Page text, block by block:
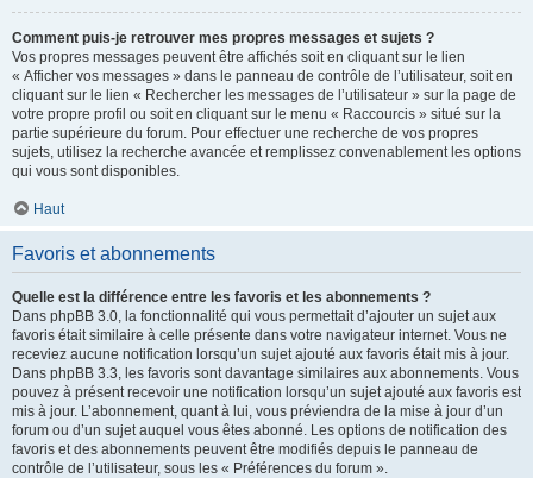
Comment puis-je retrouver mes propres messages et sujets ?
Vos propres messages peuvent être affichés soit en cliquant sur le lien
« Afficher vos messages » dans le panneau de contrôle de l’utilisateur, soit en
cliquant sur le lien « Rechercher les messages de l’utilisateur » sur la page de
votre propre profil ou soit en cliquant sur le menu « Raccourcis » situé sur la
partie supérieure du forum. Pour effectuer une recherche de vos propres
sujets, utilisez la recherche avancée et remplissez convenablement les options
qui vous sont disponibles.
Haut
Favoris et abonnements
Quelle est la différence entre les favoris et les abonnements ?
Dans phpBB 3.0, la fonctionnalité qui vous permettait d’ajouter un sujet aux
favoris était similaire à celle présente dans votre navigateur internet. Vous ne
receviez aucune notification lorsqu’un sujet ajouté aux favoris était mis à jour.
Dans phpBB 3.3, les favoris sont davantage similaires aux abonnements. Vous
pouvez à présent recevoir une notification lorsqu’un sujet ajouté aux favoris est
mis à jour. L’abonnement, quant à lui, vous préviendra de la mise à jour d’un
forum ou d’un sujet auquel vous êtes abonné. Les options de notification des
favoris et des abonnements peuvent être modifiés depuis le panneau de
contrôle de l’utilisateur, sous les « Préférences du forum ».